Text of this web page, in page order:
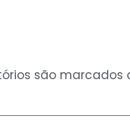
são marcados